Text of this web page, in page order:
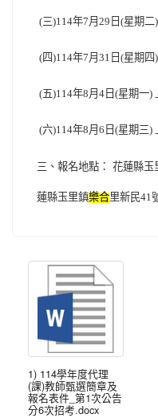
(三)114年7月29 日(星期二)
(四)114年7月31 日(星期四)
(五)114年8月4日(星期一)
(六)114年8月6 日(星期三)
三、報名地點： 花蓮縣玉
蓮縣玉里鎮樂合里新民41
1) 114學年度代理
(課)教師甄選簡章及
報名表件_第1次公告
分6次招考.docx